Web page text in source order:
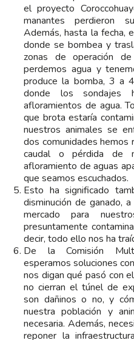
el proyecto
manantes perdieron
Además, hasta la fecha,
donde se bombea y
zonas de operación
perdemos agua y
produce la bomba, 3 a
donde los sondajes
afloramientos de agua.
que brota estaría
nuestros animales se
dos comunidades
caudal o pérdida de
afloramiento de aguas
que seamos escuchados.
Esto ha significado
disminución de ganado,
mercado para
presuntamente
decir, todo ello nos ha
De la Comisión
esperamos soluciones
nos digan qué pasó con
no cierran el túnel de
son dañinos o no, y
nuestra población y
necesaria. Además,
reponer la